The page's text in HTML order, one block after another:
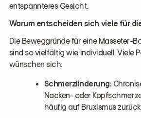
entspannteres Gesicht.
Warum entscheiden sich viele für
Die Beweggründe für eine Masseter-
sind so vielfältig wie individuell. Viele
wünschen sich:
Schmerzlinderung:
Nacken- oder
häufig auf Bruxismus